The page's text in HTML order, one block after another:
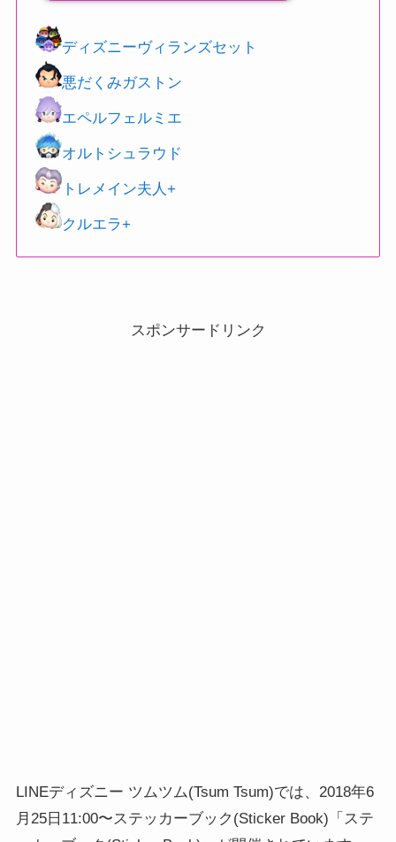
ディズニーヴィランズセット
悪だくみガストン
エペルフェルミエ
オルトシュラウド
トレメイン夫人+
クルエラ+
スポンサードリンク
LINEディズニー ツムツム(Tsum Tsum)では、2018年6
月25日11:00〜ステッカーブック(Sticker Book)「ステ